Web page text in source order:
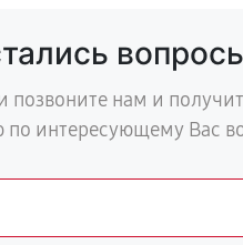
нам и
по интересующему Вас